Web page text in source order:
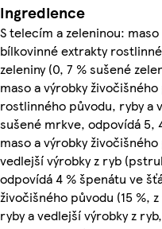
Ingredience
S telecím a zeleninou:
bílkovinné extrakty
zeleniny (0, 7 % sušené
maso a výrobky
rostlinného původu, ryby a
sušené mrkve, odpovídá 5,
maso a výrobky
vedlejší výrobky z ryb
odpovídá 4 % špenátu ve
živočišného původu (15 %,
ryby a vedlejší výrobky z